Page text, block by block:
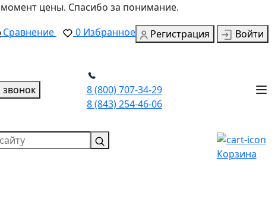
цены. Спасибо за понимание.
Сравнение
0 Избранное Регистрация Войти
звонок
8 (800) 707-34-29
8 (843) 254-46-06
Корзина